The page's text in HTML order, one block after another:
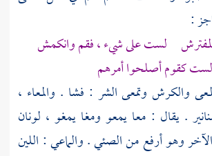
:
المفترش لست على شيء ، فقم وانكمش
لست كقوم أصلحوا أمرهم
والكرش وتمعى الشر : فشا . والمعاء ،
. يقال : معا يمعو ومغا يمغو ، لونان
وهو أرفع من الصئي . والماعي : اللين